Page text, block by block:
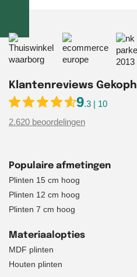
Klantenreviews
9.3 | 10
2.620 beoordelingen
Populaire afmetingen
Plinten 15 cm hoog
Plinten 12 cm hoog
Plinten 7 cm hoog
Materiaalopties
MDF plinten
Houten plinten